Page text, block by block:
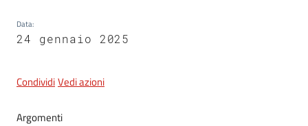
5x1000
Servizi
line
Data:
24 gennaio 2025
CondividiVedi azioni
Argomenti